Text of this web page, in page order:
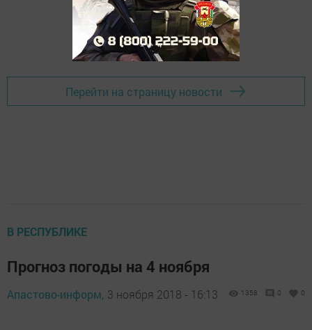
Перейти на страницу новости
В РЕСПУБЛИКЕ
Прогноз погоды на 4 ноября
Апастово-информ, 3 ноября 2018 - 16:13 1358 0 0